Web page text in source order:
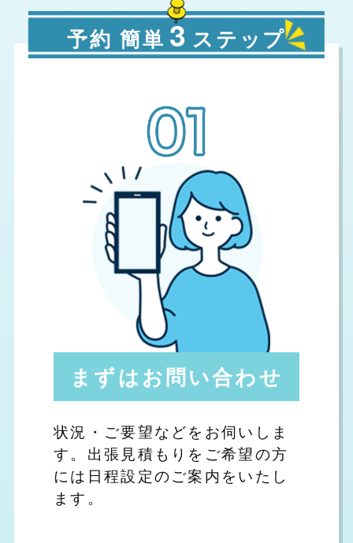
予約 簡単 3 ステップ
まずはお問い合わせ
状況・ご要望などをお伺いしま
す。出張見積もりをご希望の方
には日程設定のご案内をいたし
ます。